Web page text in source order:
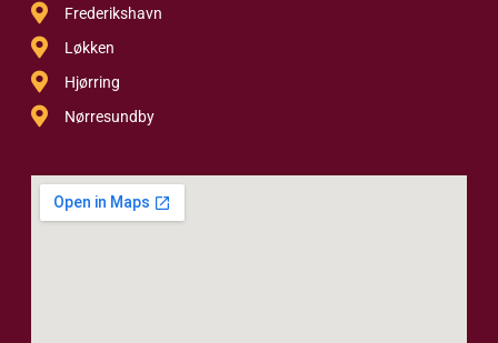
Frederikshavn
Løkken
Hjørring
Nørresundby